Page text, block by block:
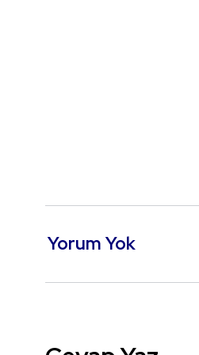
Yorum Yok